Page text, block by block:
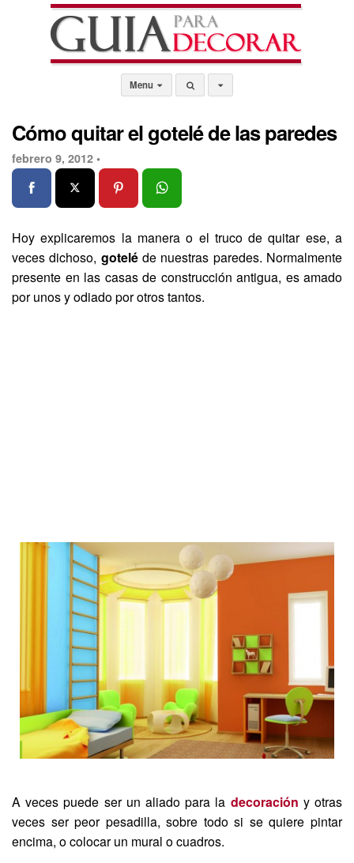
Menu
Cómo quitar el gotelé de las paredes
febrero 9, 2012 •
Hoy explicaremos la manera o el truco de quitar ese, a
veces dichoso, goteléde nuestras paredes. Normalmente
presente en las casas de construcción antigua, es amado
por unos y odiado por otros tantos.
A veces puede ser un aliado para la decoración y otras
veces ser peor pesadilla, sobre todo si se quiere pintar
encima, o colocar un mural o cuadros.